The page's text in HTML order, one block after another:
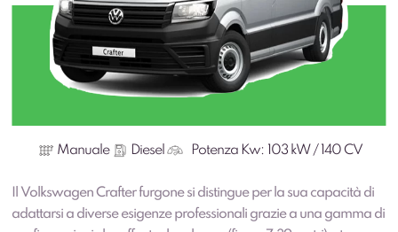
Manuale Diesel Potenza Kw: 103 kW / 140 CV
Il Volkswagen Crafter furgone si distingue per la sua capacità di
adattarsi a diverse esigenze professionali grazie a una gamma di